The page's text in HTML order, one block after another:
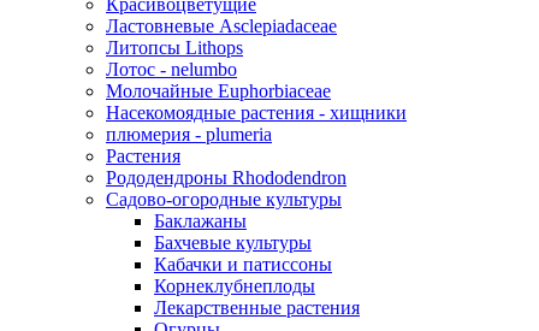
Красивоцветущие
Ластовневые Asclepiadaceae
Литопсы Lithops
Лотос - nelumbo
Молочайные Euphorbiaceae
Насекомоядные растения - хищники
плюмерия - plumeria
Растения
Рододендроны Rhododendron
Садово-огородные культуры
Баклажаны
Бахчевые культуры
Кабачки и патиссоны
Корнеклубнеплоды
Лекарственные растения